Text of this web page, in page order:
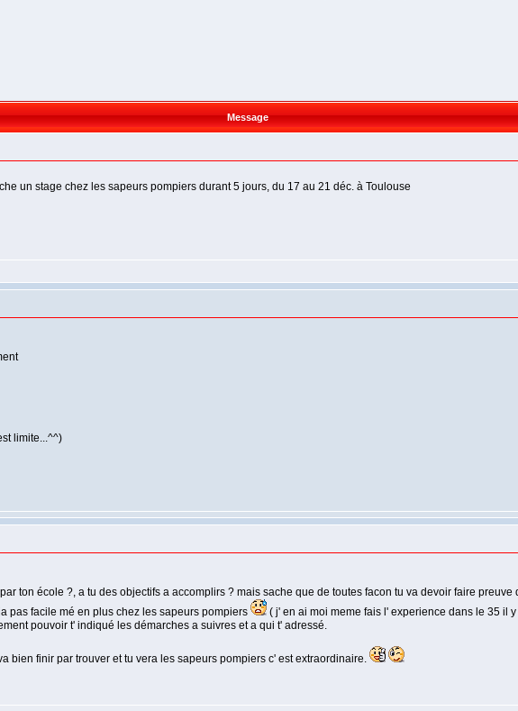
Message
un stage chez les sapeurs pompiers durant 5 jours, du 17 au 21 déc. à Toulouse
limite...^^)
ton école ?, a tu des objectifs a accomplirs ? mais sache que de toutes facon tu va devoir faire
pas facile mé en plus chez les sapeurs pompiers
( j' en ai moi meme fais l' experience dans le 35 il
pouvoir t' indiqué les démarches a suivres et a qui t' adressé.
bien finir par trouver et tu vera les sapeurs pompiers c' est extraordinaire.